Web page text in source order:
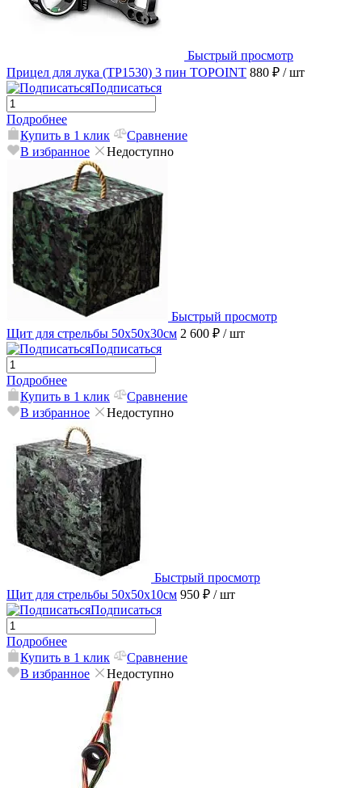
Быстрый просмотр
Прицел для лука (TP1530) 3 пин TOPOINT 880 ₽ / шт
Подписаться
Подробнее
Купить в 1 клик
Сравнение
В избранное
Недоступно
Быстрый просмотр
Щит для стрельбы 50х50х30см 2 600 ₽ / шт
Подписаться
Подробнее
Купить в 1 клик
Сравнение
В избранное
Недоступно
Быстрый просмотр
Щит для стрельбы 50х50х10см 950 ₽ / шт
Подписаться
Подробнее
Купить в 1 клик
Сравнение
В избранное
Недоступно